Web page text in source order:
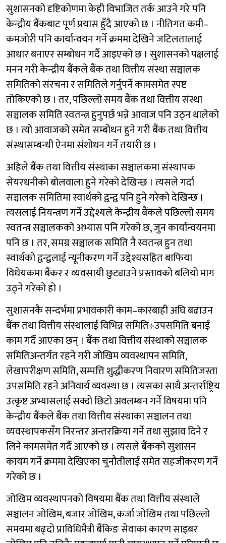
सुशासनको दृष्टिकोणमा केही विभाजित तर्क आउने गरे पनि
केन्द्रीय बैंकबाट पूर्ण प्रयास हुँदै आएको छ । नीतिगत कमी–
कमजोरी पनि कार्यान्वयन गर्ने क्रममा देखिने जटिलतालाई
आधार बनाएर सम्बोधन गर्दै आइएको छ । सुशासनको पक्षलाई
मनन गरी केन्द्रीय बैंकले बैंक तथा वित्तीय संस्था सञ्चालक
समितिको संरचना र समितिले गर्नुपर्ने कामसमेत स्पष्ट
तोकिएको छ । तर, पछिल्लो समय बैंक तथा वित्तीय संस्था
सञ्चालक समिति स्वतन्त्र हुनुपर्छ भन्ने आवाज पनि उठ्न थालेको
छ । त्यो आवाजको समेत सम्बोधन हुने गरी बैंक तथा वित्तीय
संस्थासम्बन्धी ऐनमा संशोधन गर्ने तयारी छ ।
अहिले बैंक तथा वित्तीय संस्थाका सञ्चालकमा संस्थापक
सेयरधनीको बोलवाला हुने गरेको देखिन्छ । त्यसले गर्दा
सञ्चालक समितिमा स्वार्थको द्वन्द्व पनि हुने गरेको देखिन्छ ।
त्यसलाई नियन्त्रण गर्ने उद्देश्यले केन्द्रीय बैंकले पछिल्लो समय
स्वतन्त्र सञ्चालकको अभ्यास पनि गरेको छ, जुन कार्यान्वयनमा
पनि छ । तर, समग्र सञ्चालक समिति नै स्वतन्त्र हुन तथा
स्वार्थको द्वन्द्वलाई न्यूनीकरण गर्ने उद्देश्यसहित बाफिया
विधेयकमा बैंकर र व्यवसायी छुट्याउने प्रस्तावको बलियो माग
उठ्ने गरेको हो ।
सुशासनकै सन्दर्भमा प्रभावकारी काम–कारबाही अघि बढाउन
बैंक तथा वित्तीय संस्थालाई विभिन्न समिति÷उपसमिति बनाई
काम गर्दै आएका छन् । बैंक तथा वित्तीय संस्थाको सञ्चालक
समितिअन्तर्गत रहने गरी जोखिम व्यवस्थापन समिति,
लेखापरीक्षण समिति, सम्पत्ति शुद्धीकरण निवारण समितिजस्ता
उपसमिति रहने अनिवार्य व्यवस्था छ । त्यसका साथै अन्तर्राष्ट्रिय
उत्कृष्ट अभ्यासलाई सक्दो छिटो अवलम्बन गर्ने विषयमा पनि
केन्द्रीय बैंकले बैंक तथा वित्तीय संस्थाका सञ्चालन तथा
व्यवस्थापकसँग निरन्तर अन्तरक्रिया गर्ने तथा सुझाव दिने र
लिने कामसमेत गर्दै आएको छ । त्यसले बैंकको सुशासन
कायम गर्ने क्रममा देखिएका चुनौतीलाई समेत सहजीकरण गर्ने
गरेको छ ।
जोखिम व्यवस्थापनको विषयमा बैंक तथा वित्तीय संस्थाले
सञ्चालन जोखिम, बजार जोखिम, कर्जा जोखिम तथा पछिल्लो
समयमा बढ्दो प्राविधिमैत्री बैंकिङ सेवाका कारण साइबर